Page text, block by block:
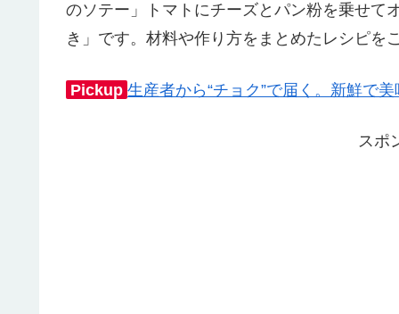
のソテー」トマトにチーズとパン粉を乗せて
き」です。材料や作り方をまとめたレシピを
Pickup 生産者から“チョク”で届く。新鮮で
スポ